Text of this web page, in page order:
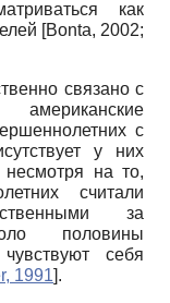
как
[Bonta, 2002;
связано с
американские
с
у них
несмотря на то,
считали
за
половины
себя
1991].